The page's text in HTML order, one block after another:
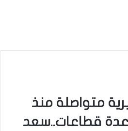
متواصلة منذ
قطاعات..سعد